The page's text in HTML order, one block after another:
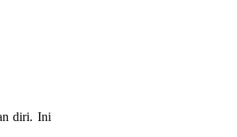
diri. Ini